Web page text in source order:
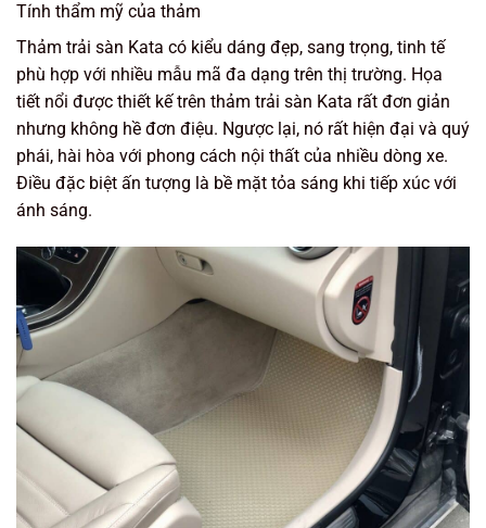
Tính thẩm mỹ của thảm
Thảm trải sàn Kata có kiểu dáng đẹp, sang trọng, tinh tế
phù hợp với nhiều mẫu mã đa dạng trên thị trường. Họa
tiết nổi được thiết kế trên thảm trải sàn Kata rất đơn giản
nhưng không hề đơn điệu. Ngược lại, nó rất hiện đại và quý
phái, hài hòa với phong cách nội thất của nhiều dòng xe.
Điều đặc biệt ấn tượng là bề mặt tỏa sáng khi tiếp xúc với
ánh sáng.